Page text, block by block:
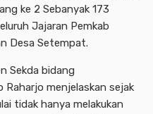
ke 2 Sebanyak 173
Jajaran Pemkab
Desa Setempat.
Sekda bidang
Raharjo menjelaskan sejak
tidak hanya melakukan